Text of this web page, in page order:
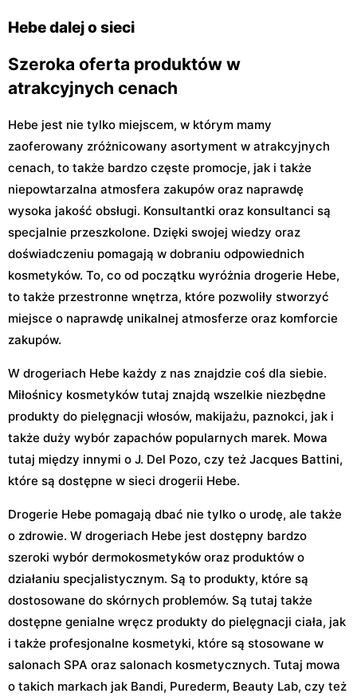
Hebe dalej o sieci
Szeroka oferta produktów w
atrakcyjnych cenach
Hebe jest nie tylko miejscem, w którym mamy
zaoferowany zróżnicowany asortyment w atrakcyjnych
cenach, to także bardzo częste promocje, jak i także
niepowtarzalna atmosfera zakupów oraz naprawdę
wysoka jakość obsługi. Konsultantki oraz konsultanci są
specjalnie przeszkolone. Dzięki swojej wiedzy oraz
doświadczeniu pomagają w dobraniu odpowiednich
kosmetyków. To, co od początku wyróżnia drogerie Hebe,
to także przestronne wnętrza, które pozwoliły stworzyć
miejsce o naprawdę unikalnej atmosferze oraz komforcie
zakupów.
W drogeriach Hebe każdy z nas znajdzie coś dla siebie.
Miłośnicy kosmetyków tutaj znajdą wszelkie niezbędne
produkty do pielęgnacji włosów, makijażu, paznokci, jak i
także duży wybór zapachów popularnych marek. Mowa
tutaj między innymi o J. Del Pozo, czy też Jacques Battini,
które są dostępne w sieci drogerii Hebe.
Drogerie Hebe pomagają dbać nie tylko o urodę, ale także
o zdrowie. W drogeriach Hebe jest dostępny bardzo
szeroki wybór dermokosmetyków oraz produktów o
działaniu specjalistycznym. Są to produkty, które są
dostosowane do skórnych problemów. Są tutaj także
dostępne genialne wręcz produkty do pielęgnacji ciała, jak
i także profesjonalne kosmetyki, które są stosowane w
salonach SPA oraz salonach kosmetycznych. Tutaj mowa
o takich markach jak Bandi, Purederm, Beauty Lab, czy też